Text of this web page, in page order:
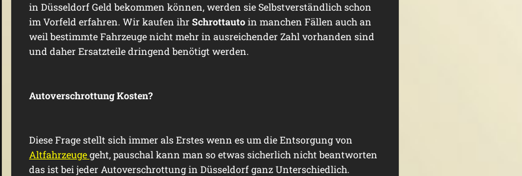
in Düsseldorf Geld bekommen können, werden sie Selbstverständlich schon
im Vorfeld erfahren. Wir kaufen ihrSchrottautoin manchen Fällen auch an
weil bestimmte Fahrzeuge nicht mehr in ausreichender Zahl vorhanden sind
und daher Ersatzteile dringend benötigt werden.
Autoverschrottung Kosten?
Diese Frage stellt sich immer als Erstes wenn es um die Entsorgung von
Altfahrzeugegeht, pauschal kann man so etwas sicherlich nicht beantworten
das ist bei jeder Autoverschrottung in Düsseldorf ganz Unterschiedlich.